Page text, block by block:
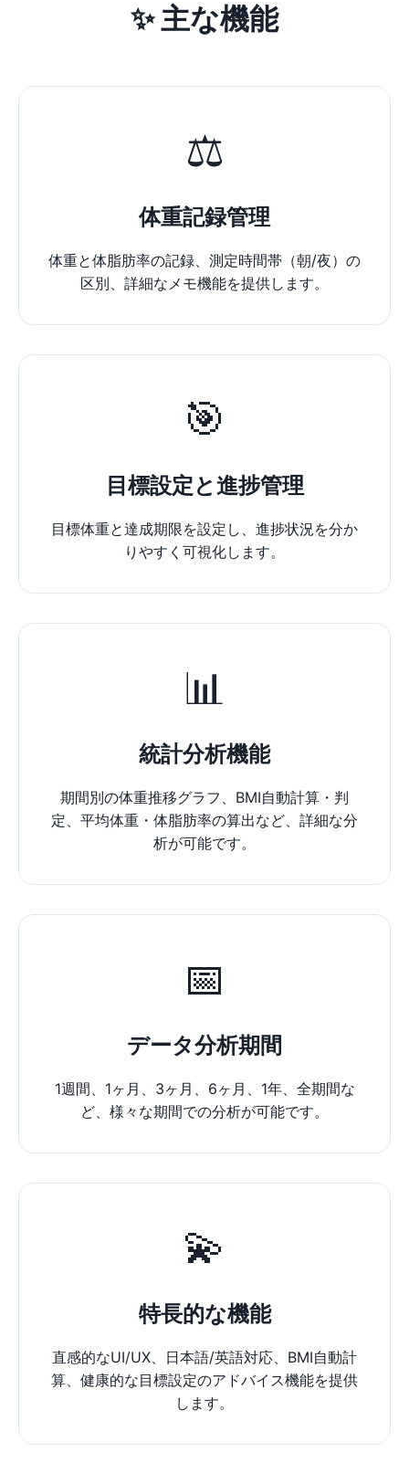
✨ 主な機能
⚖️
体重記録管理
体重と体脂肪率の記録、測定時間帯（朝/夜）の
区別、詳細なメモ機能を提供します。
🎯
目標設定と進捗管理
目標体重と達成期限を設定し、進捗状況を分か
りやすく可視化します。
📊
統計分析機能
期間別の体重推移グラフ、BMI自動計算・判
定、平均体重・体脂肪率の算出など、詳細な分
析が可能です。
📅
データ分析期間
1週間、1ヶ月、3ヶ月、6ヶ月、1年、全期間な
ど、様々な期間での分析が可能です。
💫
特長的な機能
直感的なUI/UX、日本語/英語対応、BMI自動計
算、健康的な目標設定のアドバイス機能を提供
します。